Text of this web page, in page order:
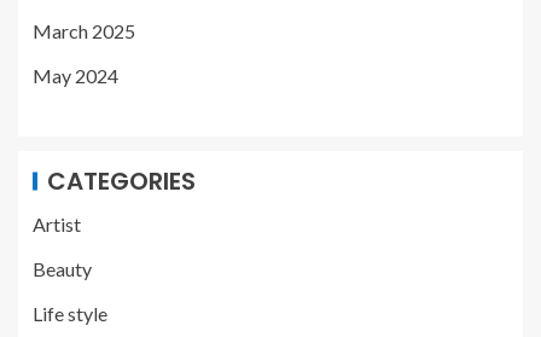
March 2025
May 2024
CATEGORIES
Artist
Beauty
Life style